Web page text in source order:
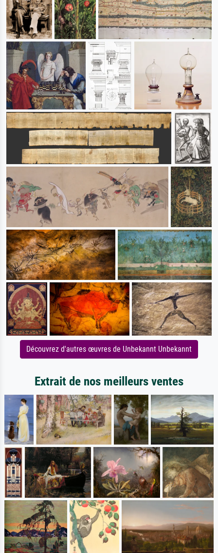
Découvrez d'autres œuvres de Unbekannt Unbekannt
Extrait de nos meilleurs ventes